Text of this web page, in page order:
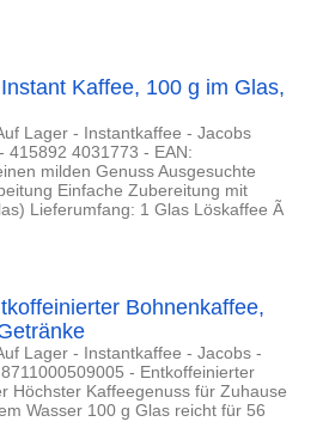
Kaffee, 100 g im Glas,
Lager - Instantkaffee - Jacobs
415892 4031773 - EAN:
milden Genuss Ausgesuchte
Einfache Zubereitung mit
Lieferumfang: 1 Glas Löskaffee Ã
Bohnenkaffee,
Lager - Instantkaffee - Jacobs -
- Entkoffeinierter
Höchster Kaffeegenuss für Zuhause
Wasser 100 g Glas reicht für 56